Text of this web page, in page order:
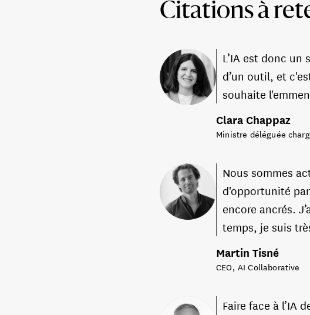
Citations à
L’IA est donc
d’un outil, et
souhaite
Clara Chappaz
Ministre déléguée
Nous sommes
d'opportunité
encore ancrés.
temps, je suis
Martin Tisné
CEO, AI Collaborative
Faire face à l’IA